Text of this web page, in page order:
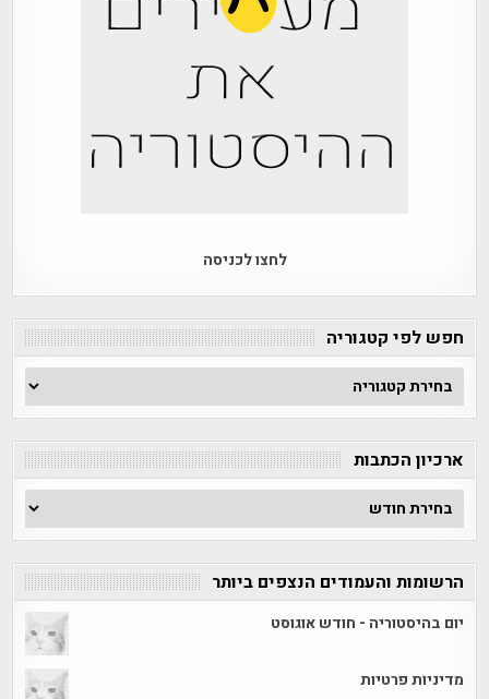
לחצו לכניסה
חפש לפי קטגוריה
חפש
לפי
ארכיון הכתבות
ארכיון
הכתבות
הרשומות והעמודים הנצפים ביותר
יום בהיסטוריה - חודש אוגוסט
מדיניות פרטיות